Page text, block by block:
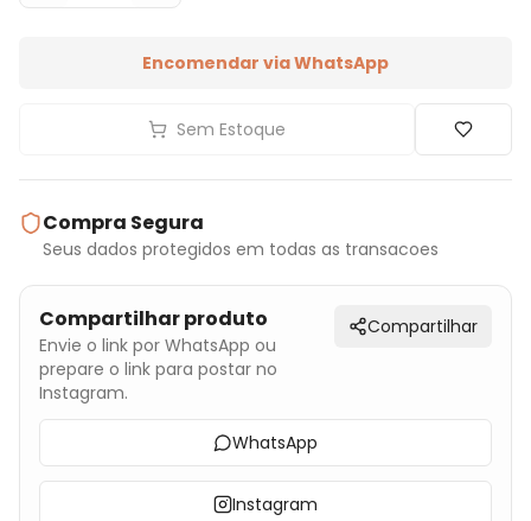
Encomendar via WhatsApp
Sem Estoque
Compra Segura
Seus dados protegidos em todas as transacoes
Compartilhar produto
Envie o link por WhatsApp ou
prepare o link para postar no
Instagram.
Compartilhar
WhatsApp
Instagram